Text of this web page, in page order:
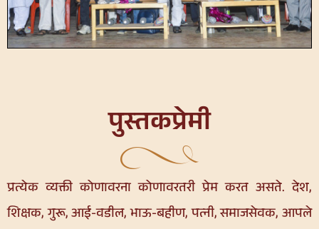
पुस्तकप्रेमी
प्रत्येक व्यक्ती कोणावरना कोणावरतरी प्रेम करत असते. देश,
शिक्षक, गुरू, आई-वडील, भाऊ-बहीण, पत्नी, समाजसेवक, आपले